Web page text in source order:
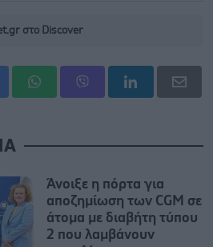
στο Discover
Άνοιξε η πόρτα για
αποζημίωση των CGM σε
άτομα με διαβήτη τύπου
2 που λαμβάνουν